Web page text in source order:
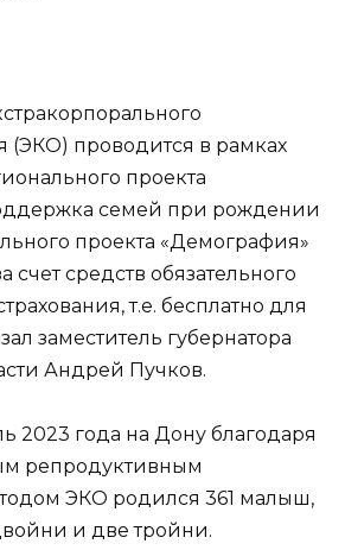
(ЭКО) проводится в рамках
проекта
семей при рождении
проекта «Демография»
счет средств обязательного
т.е. бесплатно для
заместитель губернатора
Андрей Пучков.
2023 года на Дону благодаря
репродуктивным
ЭКО родился 361 малыш,
и две тройни.